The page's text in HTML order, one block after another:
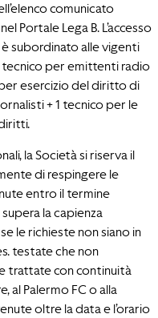
comunicato
Portale Lega B. L’accesso
subordinato alle vigenti
tecnico per emittenti radio
esercizio del diritto di
+ 1 tecnico per le
la Società si riserva il
di respingere le
entro il termine
la capienza
le richieste non siano in
testate che non
trattate con continuità
al Palermo FC o alla
oltre la data e l’orario